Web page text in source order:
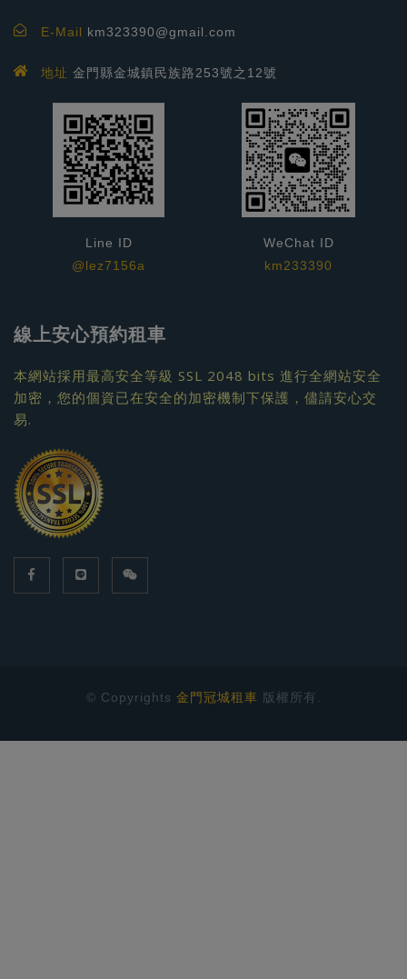
線上安心預約租車
本網站採用最高安全等級 SSL 2048 bits 進行全網站安全
加密，您的個資已在安全的加密機制下保護，儘請安心交
易.
E-Mail km323390@gmail.com
地址 金門縣金城鎮民族路253號之12號
Line ID
@lez7156a
WeChat ID
km233390
© Copyrights 金門冠城租車 版權所有.